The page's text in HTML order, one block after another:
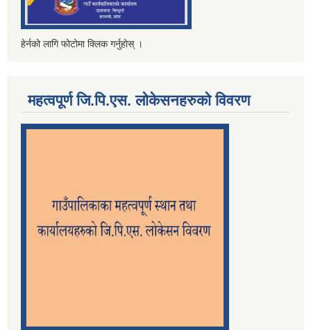
हेर्नको लागि फोटोमा क्लिक गर्नुहोस् ।
महत्वपूर्ण जि.पि.एस. लोकेसनहरुको विवरण